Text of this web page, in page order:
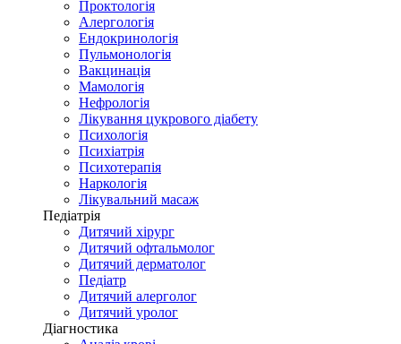
Проктологія
Алергологія
Ендокринологія
Пульмонологія
Вакцинація
Мамологія
Нефрологія
Лікування цукрового діабету
Психологія
Психіатрія
Психотерапія
Наркологія
Лікувальний масаж
Педіатрія
Дитячий хірург
Дитячий офтальмолог
Дитячий дерматолог
Педіатр
Дитячий алерголог
Дитячий уролог
Діагностика